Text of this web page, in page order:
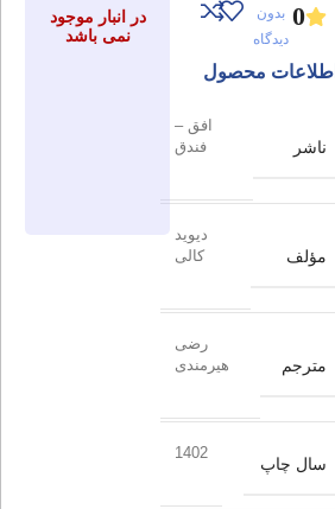
0 بدون
دیدگاه
اطلاعات محصول
ناشر
افق –
فندق
مؤلف
دیوید
کالی
مترجم
رضی
هیرمندی
سال چاپ
1402
در انبار موجود
نمی باشد